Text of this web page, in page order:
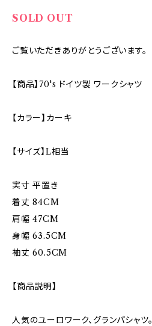
SOLD OUT
ご覧いただきありがとうございます。
【商品】70's ドイツ製 ワークシャツ
【カラー】カーキ
【サイズ】L相当
実寸 平置き
着丈 84CM
肩幅 47CM
身幅 63.5CM
袖丈 60.5CM
【商品説明】
人気のユーロワーク、グランパシャツ。